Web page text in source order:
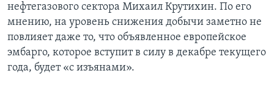
нефтегазового сектора Михаил Крутихин. По его
мнению, на уровень снижения добычи заметно не
повлияет даже то, что объявленное европейское
эмбарго, которое вступит в силу в декабре текущего
года, будет «с изъянами».